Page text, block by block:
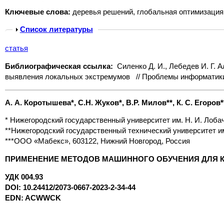
Ключевые слова: деревья решений, глобальная
Show
Список литературы
статья
Библиографическая ссылка: Силенко Д. И., Лебедев И. Г.
выявления локальных экстремумов
// Проблемы
А. А. Коротышева*, С.Н. Жуков*, В.Р. Милов**, К. С.
* Нижегородский государственный университет им. Н. И.
**Нижегородский государственный технический
***ООО «Мабекс», 603122, Нижний Новгород, Россия
ПРИМЕНЕНИЕ МЕТОДОВ МАШИННОГО ОБУЧЕНИЯ ДЛЯ
УДК 004.93
DOI: 10.24412/2073-0667-2023-2-34-44
EDN: ACWWCK